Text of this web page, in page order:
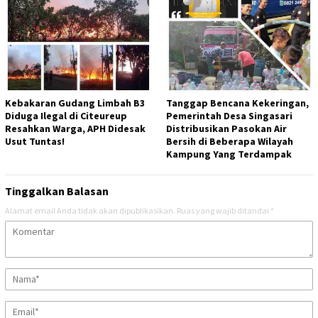
Kebakaran Gudang Limbah B3
Diduga Ilegal di Citeureup
Resahkan Warga, APH Didesak
Usut Tuntas!
Tanggap Bencana Kekeringan,
Pemerintah Desa Singasari
Distribusikan Pasokan Air
Bersih di Beberapa Wilayah
Kampung Yang Terdampak
Tinggalkan Balasan
Alamat email Anda tidak akan dipublikasikan. Ruas yang wajib ditandai *